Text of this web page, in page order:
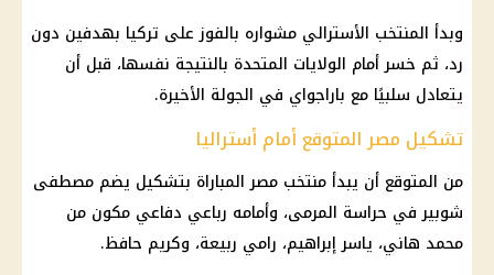
وبدأ المنتخب الأسترالي مشواره بالفوز على تركيا بهدفين دون
رد، ثم خسر أمام الولايات المتحدة بالنتيجة نفسها، قبل أن
يتعادل سلبيًا مع باراجواي في الجولة الأخيرة.
تشكيل مصر المتوقع أمام أستراليا
من المتوقع أن يبدأ منتخب مصر المباراة بتشكيل يضم مصطفى
شوبير في حراسة المرمى، وأمامه رباعي دفاعي مكون من
محمد هاني، ياسر إبراهيم، رامي ربيعة، وكريم حافظ.